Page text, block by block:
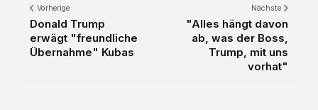
Vorherige
Donald Trump
erwägt "freundliche
Übernahme" Kubas
Nächste
"Alles hängt davon
ab, was der Boss,
Trump, mit uns
vorhat"